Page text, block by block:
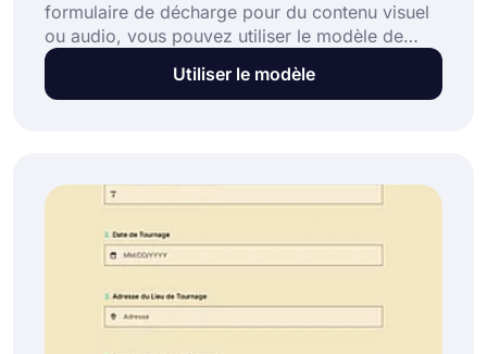
formulaire de décharge pour du contenu visuel
ou audio, vous pouvez utiliser le modèle de
formulaire de décharge de médias gratuit de
forms.app. Avec une application de création de
Utiliser le modèle